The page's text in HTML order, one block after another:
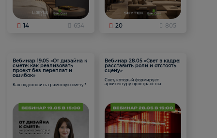
14 654 20 805
Вебинар 19.05 «От дизайна к
смете: как реализовать
проект без переплат и
ошибок»
Как подготовить грамотную смету?
Вебинар 28.05 «Свет в кадре:
расставить роли и отстоять
сцену»
Свет, который формирует
архитектуру пространства.